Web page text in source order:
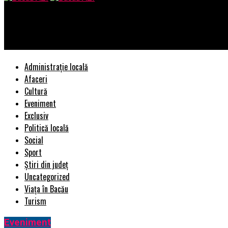
Administrație locală
Afaceri
Cultură
Eveniment
Exclusiv
Politică locală
Social
Sport
Știri din județ
Uncategorized
Viața în Bacău
Turism
Eveniment